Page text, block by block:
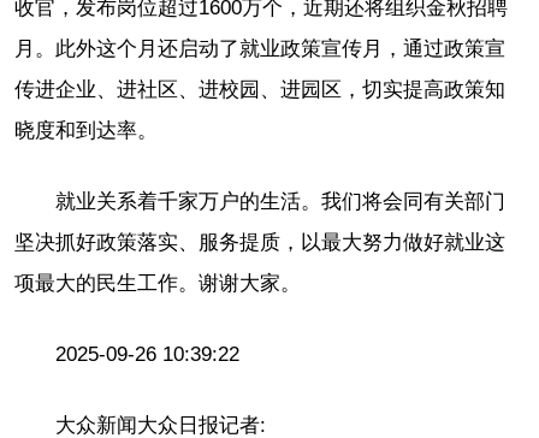
收官，发布岗位超过1600万个，近期还将组织金秋招聘
月。此外这个月还启动了就业政策宣传月，通过政策宣
传进企业、进社区、进校园、进园区，切实提高政策知
晓度和到达率。
就业关系着千家万户的生活。我们将会同有关部门
坚决抓好政策落实、服务提质，以最大努力做好就业这
项最大的民生工作。谢谢大家。
2025-09-26 10:39:22
大众新闻大众日报记者: